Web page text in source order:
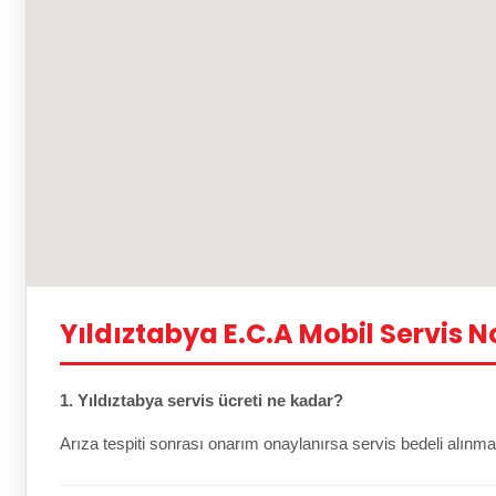
Yıldıztabya E.C.A Mobil Servis
1. Yıldıztabya servis ücreti ne kadar?
Arıza tespiti sonrası onarım onaylanırsa servis bedeli